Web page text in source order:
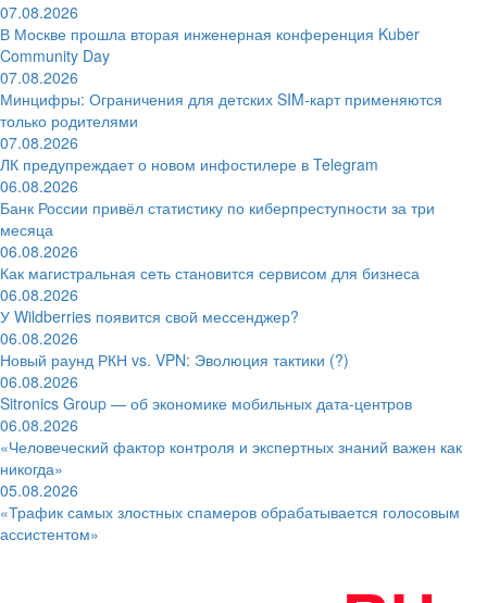
07.08.2026
В Москве прошла вторая инженерная конференция Kuber
Community Day
07.08.2026
Минцифры: Ограничения для детских SIM-карт применяются
только родителями
07.08.2026
ЛК предупреждает о новом инфостилере в Telegram
06.08.2026
Банк России привёл статистику по киберпреступности за три
месяца
06.08.2026
Как магистральная сеть становится сервисом для бизнеса
06.08.2026
У Wildberries появится свой мессенджер?
06.08.2026
Новый раунд РКН vs. VPN: Эволюция тактики (?)
06.08.2026
Sitronics Group — об экономике мобильных дата-центров
06.08.2026
«Человеческий фактор контроля и экспертных знаний важен как
никогда»
05.08.2026
«Трафик самых злостных спамеров обрабатывается голосовым
ассистентом»